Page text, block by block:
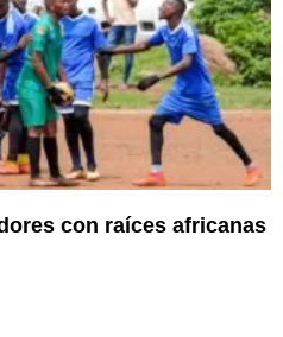
con raíces africanas